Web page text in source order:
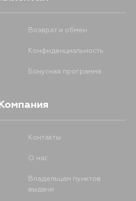
Возврат и обмен
Конфиденциальность
Бонусная программа
Компания
Контакты
О нас
Владельцам пунктов
выдачи